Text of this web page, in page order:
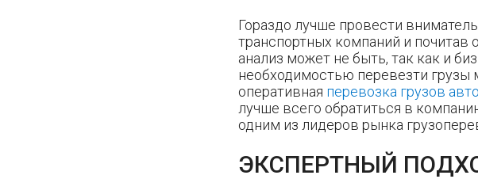
Гораздо лучше провести
транспортных компаний и
анализ может не быть, так как и
необходимостью перевезти
оперативная перевозка грузов
лучше всего обратиться в
одним из лидеров рынка
ЭКСПЕРТНЫЙ